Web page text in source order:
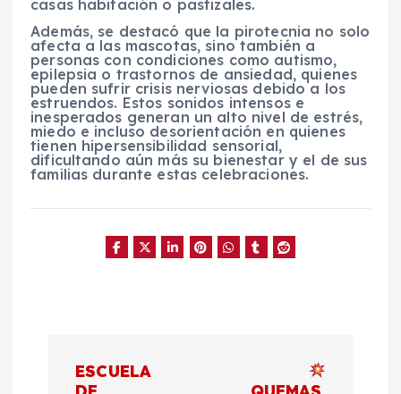
casas habitación o pastizales.
Además, se destacó que la pirotecnia no solo
afecta a las mascotas, sino también a
personas con condiciones como autismo,
epilepsia o trastornos de ansiedad, quienes
pueden sufrir crisis nerviosas debido a los
estruendos. Estos sonidos intensos e
inesperados generan un alto nivel de estrés,
miedo e incluso desorientación en quienes
tienen hipersensibilidad sensorial,
dificultando aún más su bienestar y el de sus
familias durante estas celebraciones.
ESCUELA